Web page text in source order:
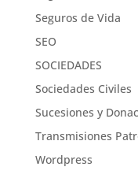
Seguros de Vida
SEO
SOCIEDADES
Sociedades Civiles
Sucesiones y
Transmisiones
Wordpress